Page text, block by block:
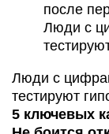
после
Люди с
Люди с
тестируют
5 ключевых